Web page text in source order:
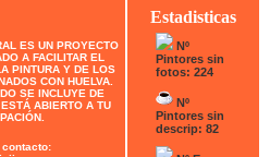
ES UN PROYECTO
A FACILITAR EL
PINTURA Y DE LOS
CON HUELVA.
SE INCLUYE DE
ABIERTO A TU
contacto:
Estadisticas
Nº
Pintores sin
fotos: 224
Nº
Pintores sin
descrip: 82